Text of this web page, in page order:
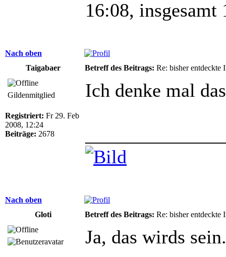
16:08, insgesamt
Nach oben
Taigabaer
Betreff des Beitrags: Re: bisher entdeckte
Gildenmitglied
Registriert: Fr 29. Feb
2008, 12:24
Beiträge: 2678
Ich denke mal
Nach oben
Gloti
Betreff des Beitrags: Re: bisher entdeckte
Ja, das wirds